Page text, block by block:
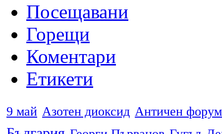
Посещавани
Горещи
Коментари
Етикети
9 май Азотен диоксид Античен форум